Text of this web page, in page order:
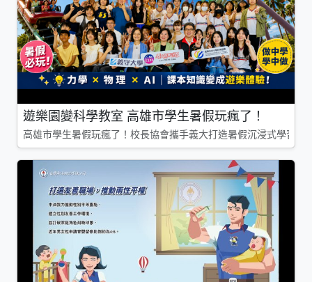
遊樂園變科學教室 高雄市學生暑假玩瘋了！
高雄市學生暑假玩瘋了！校長協會攜手義大打造暑假沉浸式學習基